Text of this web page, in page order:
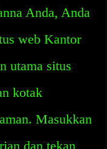
Anda, Anda
web Kantor
utama situs
kotak
Masukkan
dan tekan